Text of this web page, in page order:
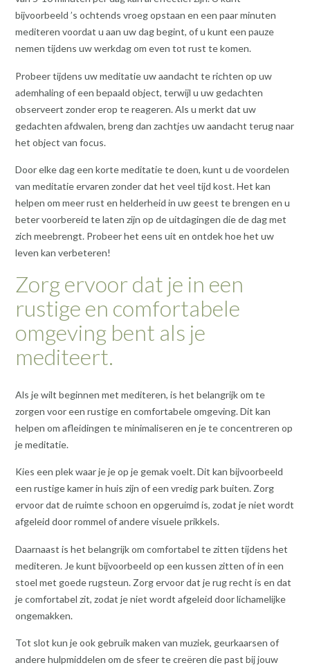
bijvoorbeeld ’s ochtends vroeg opstaan en een paar minuten
mediteren voordat u aan uw dag begint, of u kunt een pauze
nemen tijdens uw werkdag om even tot rust te komen.
Probeer tijdens uw meditatie uw aandacht te richten op uw
ademhaling of een bepaald object, terwijl u uw gedachten
observeert zonder erop te reageren. Als u merkt dat uw
gedachten afdwalen, breng dan zachtjes uw aandacht terug naar
het object van focus.
Door elke dag een korte meditatie te doen, kunt u de voordelen
van meditatie ervaren zonder dat het veel tijd kost. Het kan
helpen om meer rust en helderheid in uw geest te brengen en u
beter voorbereid te laten zijn op de uitdagingen die de dag met
zich meebrengt. Probeer het eens uit en ontdek hoe het uw
leven kan verbeteren!
Zorg ervoor dat je in een
rustige en comfortabele
omgeving bent als je
mediteert.
Als je wilt beginnen met mediteren, is het belangrijk om te
zorgen voor een rustige en comfortabele omgeving. Dit kan
helpen om afleidingen te minimaliseren en je te concentreren op
je meditatie.
Kies een plek waar je je op je gemak voelt. Dit kan bijvoorbeeld
een rustige kamer in huis zijn of een vredig park buiten. Zorg
ervoor dat de ruimte schoon en opgeruimd is, zodat je niet wordt
afgeleid door rommel of andere visuele prikkels.
Daarnaast is het belangrijk om comfortabel te zitten tijdens het
mediteren. Je kunt bijvoorbeeld op een kussen zitten of in een
stoel met goede rugsteun. Zorg ervoor dat je rug recht is en dat
je comfortabel zit, zodat je niet wordt afgeleid door lichamelijke
ongemakken.
Tot slot kun je ook gebruik maken van muziek, geurkaarsen of
andere hulpmiddelen om de sfeer te creëren die past bij jouw